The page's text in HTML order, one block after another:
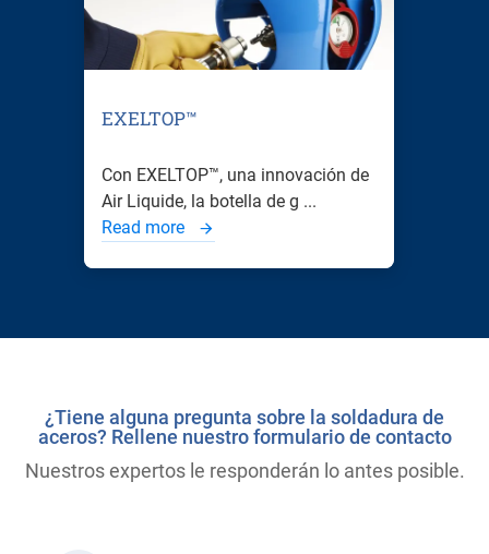
EXELTOP™
Con EXELTOP™, una innovación de
Air Liquide, la botella de g ...
Read more
¿Tiene alguna pregunta sobre la soldadura de
aceros? Rellene nuestro formulario de contacto
Nuestros expertos le responderán lo antes posible.